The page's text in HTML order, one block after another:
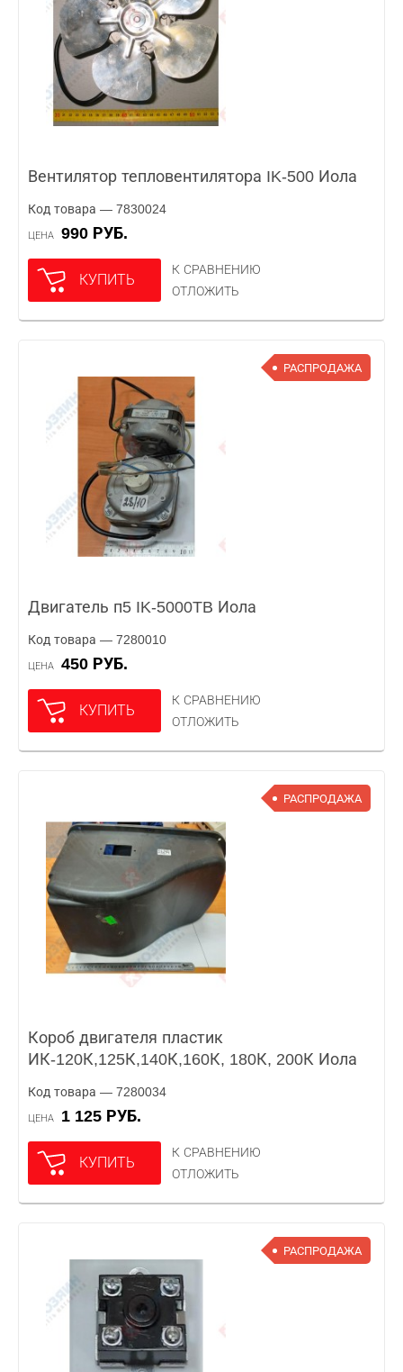
Вентилятор тепловентилятора IK-500 Иола
Код товара — 7830024
ЦЕНА 990 РУБ.
КУПИТЬ
К СРАВНЕНИЮ
ОТЛОЖИТЬ
РАСПРОДАЖА
Двигатель п5 IK-5000TB Иола
Код товара — 7280010
ЦЕНА 450 РУБ.
КУПИТЬ
К СРАВНЕНИЮ
ОТЛОЖИТЬ
РАСПРОДАЖА
Короб двигателя пластик
ИК-120К,125К,140К,160К, 180К, 200К Иола
Код товара — 7280034
ЦЕНА 1 125 РУБ.
КУПИТЬ
К СРАВНЕНИЮ
ОТЛОЖИТЬ
РАСПРОДАЖА